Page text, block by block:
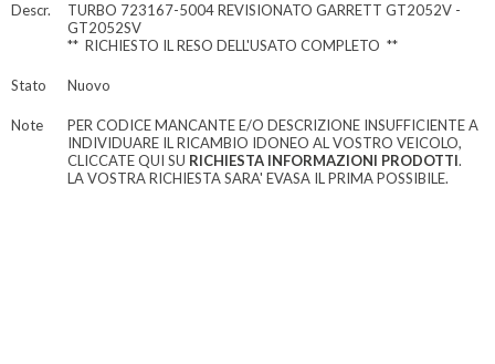
Descr.
TURBO 723167-5004 REVISIONATO GARRETT GT2052V -
GT2052SV
** RICHIESTO IL RESO DELL'USATO COMPLETO **
Stato Nuovo
Note
PER CODICE MANCANTE E/O DESCRIZIONE INSUFFICIENTE A
INDIVIDUARE IL RICAMBIO IDONEO AL VOSTRO VEICOLO,
CLICCATE QUI SU RICHIESTA INFORMAZIONI PRODOTTI.
LA VOSTRA RICHIESTA SARA' EVASA IL PRIMA POSSIBILE.